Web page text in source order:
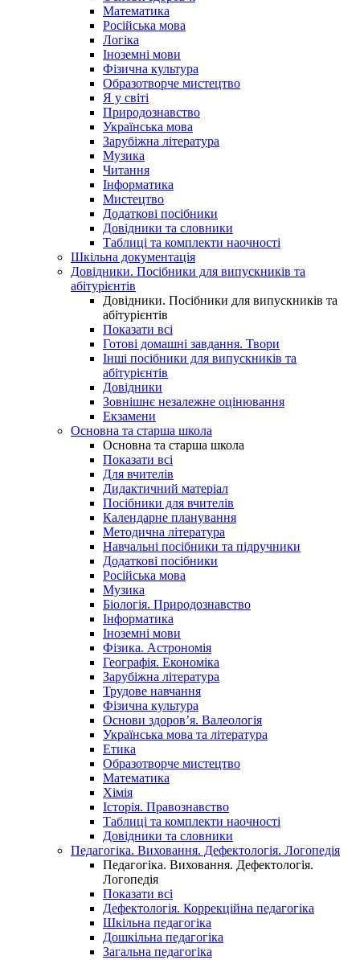
Математика
Російська мова
Логіка
Іноземні мови
Фізична культура
Образотворче мистецтво
Я у світі
Природознавство
Українська мова
Зарубіжна література
Музика
Читання
Інформатика
Мистецтво
Додаткові посібники
Довідники та словники
Таблиці та комплекти наочності
Шкільна документація
Довідники. Посібники для випускників та
абітурієнтів
Довідники. Посібники для випускників та
абітурієнтів
Показати всі
Готові домашні завдання. Твори
Інші посібники для випускників та
абітурієнтів
Довідники
Зовнішнє незалежне оцінювання
Екзамени
Основна та старша школа
Основна та старша школа
Показати всі
Для вчителів
Дидактичний матеріал
Посібники для вчителів
Календарне планування
Методична література
Навчальні посібники та підручники
Додаткові посібники
Російська мова
Музика
Біологія. Природознавство
Інформатика
Іноземні мови
Фізика. Астрономія
Географія. Економіка
Зарубіжна література
Трудове навчання
Фізична культура
Основи здоров’я. Валеологія
Українська мова та література
Етика
Образотворче мистецтво
Математика
Хімія
Історія. Правознавство
Таблиці та комплекти наочності
Довідники та словники
Педагогіка. Виховання. Дефектологія. Логопедія
Педагогіка. Виховання. Дефектологія.
Логопедія
Показати всі
Дефектологія. Коррекційна педагогіка
Шкільна педагогіка
Дошкільна педагогіка
Загальна педагогіка